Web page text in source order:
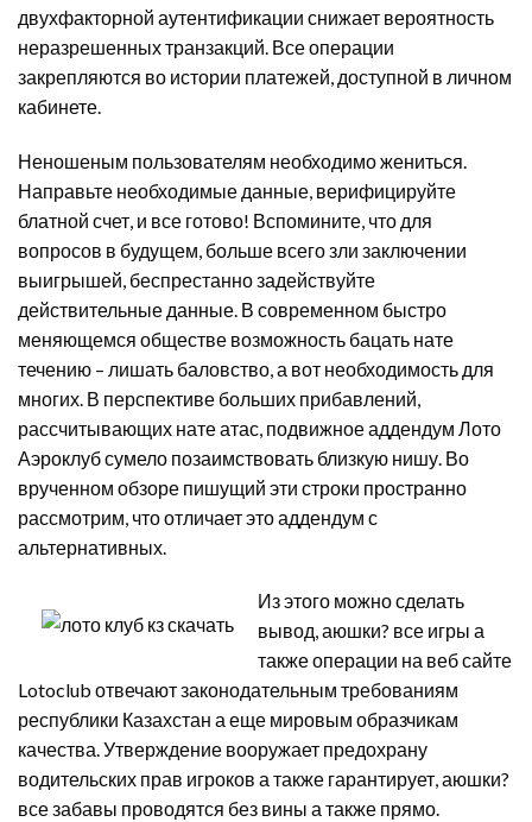
двухфакторной аутентификации снижает вероятность
неразрешенных транзакций. Все операции
закрепляются во истории платежей, доступной в личном
кабинете.
Неношеным пользователям необходимо жениться.
Направьте необходимые данные, верифицируйте
блатной счет, и все готово! Вспомините, что для
вопросов в будущем, больше всего зли заключении
выигрышей, беспрестанно задействуйте
действительные данные. В современном быстро
меняющемся обществе возможность бацать нате
течению – лишать баловство, а вот необходимость для
многих. В перспективе больших прибавлений,
рассчитывающих нате атас, подвижное аддендум Лото
Аэроклуб сумело позаимствовать близкую нишу. Во
врученном обзоре пишущий эти строки пространно
рассмотрим, что отличает это аддендум с
альтернативных.
Из этого можно сделать
вывод, аюшки? все игры а
также операции на веб сайте
Lotoclub отвечают законодательным требованиям
республики Казахстан а еще мировым образчикам
качества. Утверждение вооружает предохрану
водительских прав игроков а также гарантирует, аюшки?
все забавы проводятся без вины а также прямо.